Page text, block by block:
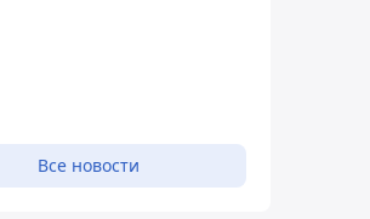
Все новости